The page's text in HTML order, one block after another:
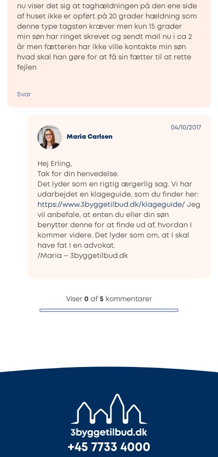
nu viser det sig at taghældningen på den ene side
af huset ikke er opført på 20 grader hældning som
denne type tagsten kræver men kun 15 grader
min søn har ringet skrevet og sendt mail nu i ca 2
år men fætteren har ikke ville kontakte min søn
hvad skal han gøre for at få sin fætter til at rette
fejlen
Svar
Maria Carlsen
04/10/2017
Hej Erling,
Tak for din henvedelse.
Det lyder som en rigtig ærgerlig sag. Vi har
udarbejdet en klageguide, som du finder her:
https://www.3byggetilbud.dk/klageguide/ Jeg
vil anbefale, at enten du eller din søn
benytter denne for at finde ud af, hvordan I
kommer videre. Det lyder som om, at I skal
have fat I en advokat.
/Maria – 3byggetilbud.dk
Viser 0 af 5 kommentarer
+45 7733 4000